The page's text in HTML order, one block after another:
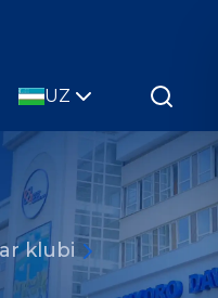
UZ
klubi